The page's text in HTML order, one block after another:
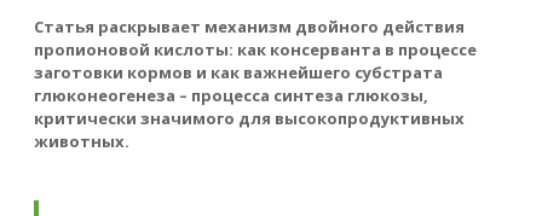
Статья раскрывает механизм двойного действия
пропионовой кислоты: как консерванта в процессе
заготовки кормов и как важнейшего субстрата
глюконеогенеза – процесса синтеза глюкозы,
критически значимого для высокопродуктивных
животных.